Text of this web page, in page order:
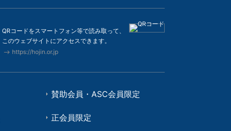
QRコードをスマートフォン等で読み取って、
このウェブサイトにアクセスできます。
https://hojin.or.jp
賛助会員・ASC会員限定
正会員限定